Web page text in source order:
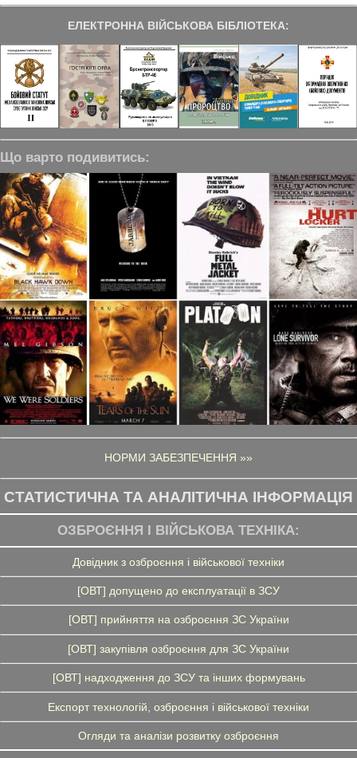
ЕЛЕКТРОННА ВІЙСЬКОВА БІБЛІОТЕКА:
Що варто подивитись:
НОРМИ ЗАБЕЗПЕЧЕННЯ »»
СТАТИСТИЧНА ТА АНАЛІТИЧНА ІНФОРМАЦІЯ
ОЗБРОЄННЯ І ВІЙСЬКОВА ТЕХНІКА:
Довідник з озброєння і військової техніки
[ОВТ] допущено до експлуатації в ЗСУ
[ОВТ] прийняття на озброєння ЗС України
[ОВТ] закупівля озброєння для ЗС України
[ОВТ] надходження до ЗСУ та інших формувань
Експорт технологій, озброєння і військової техніки
Огляди та аналізи розвитку озброєння